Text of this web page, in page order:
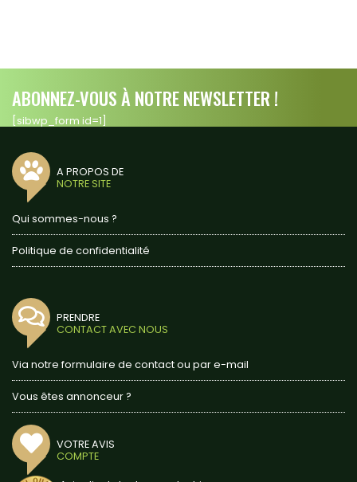
ABONNEZ-VOUS À NOTRE NEWSLETTER !
[sibwp_form id=1]
A PROPOS DE
NOTRE SITE
Qui sommes-nous ?
Politique de confidentialité
PRENDRE
CONTACT AVEC NOUS
Via notre formulaire de contact ou par e-mail
Vous êtes annonceur ?
VOTRE AVIS
COMPTE